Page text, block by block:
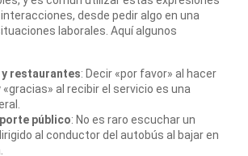
desde pedir algo en una
laborales. Aquí algunos
y restaurantes: Decir «por favor» al hacer
«gracias» al recibir el servicio es una
público: No es raro escuchar un
al conductor del autobús al bajar en